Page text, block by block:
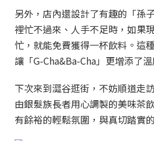
另外，店內還設計了有趣的「孫
裡忙不過來、人手不足時，如果
忙，就能免費獲得一杯飲料。這
讓「G-Cha&Ba-Cha」更增添了溫
下次來到澀谷逛街，不妨順道走
由銀髮族長者用心調製的美味茶
有餘裕的輕鬆氛圍，與真切踏實